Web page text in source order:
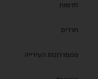
חדשות
חרדים
ממסדרונות העירייה